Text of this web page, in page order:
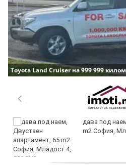
Toyota Land Cruiser на 999 999
дава под
m2 София,